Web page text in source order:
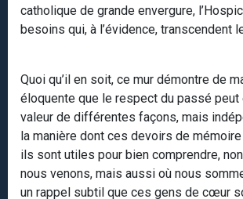
catholique de grande envergure,
besoins qui, à l’évidence, transcendent
Quoi qu’il en soit, ce mur démontre de
éloquente que le respect du passé peut
valeur de différentes façons, mais
la manière dont ces devoirs de
ils sont utiles pour bien comprendre,
nous venons, mais aussi où nous
un rappel subtil que ces gens de cœur